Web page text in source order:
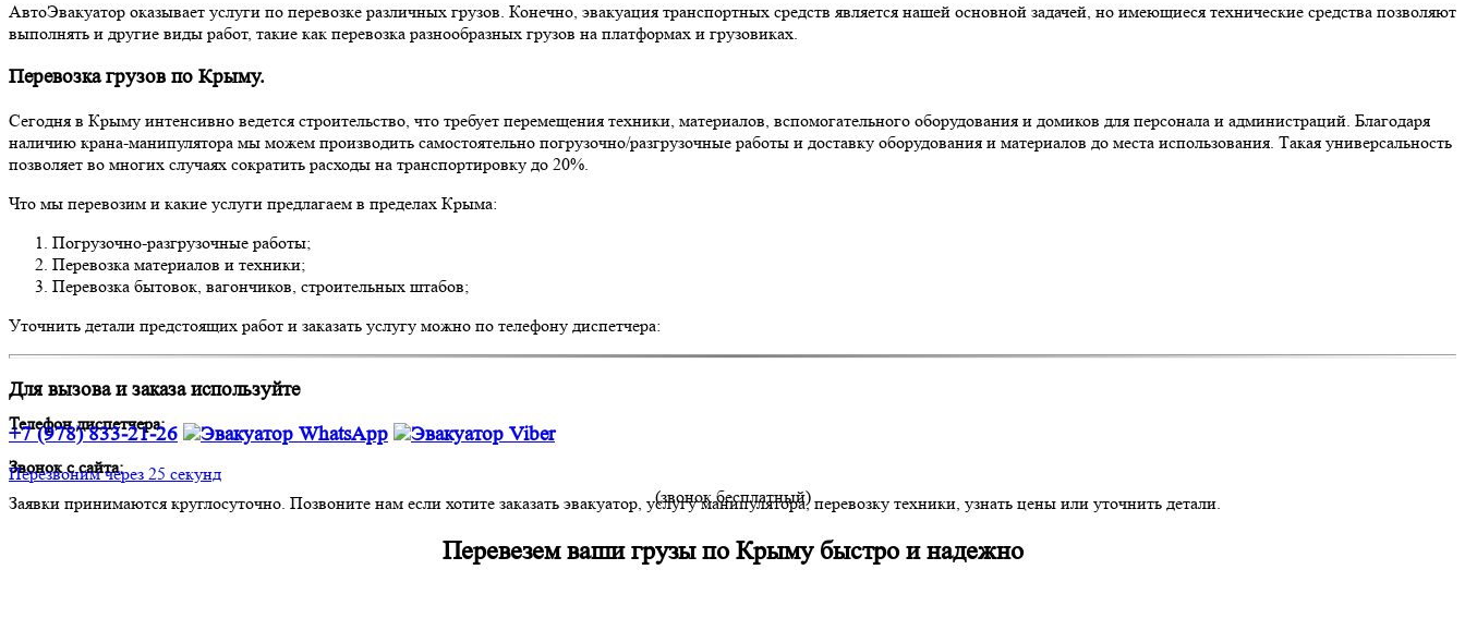
АвтоЭвакуатор оказывает услуги по перевозке различных грузов. Конечно, эвакуация транспортных средств является нашей основной задачей, но имеющиеся технические средства позволяют
выполнять и другие виды работ, такие как перевозка разнообразных грузов на платформах и грузовиках.
Перевозка грузов по Крыму.
Сегодня в Крыму интенсивно ведется строительство, что требует перемещения техники, материалов, вспомогательного оборудования и домиков для персонала и администраций. Благодаря
наличию крана-манипулятора мы можем производить самостоятельно погрузочно/разгрузочные работы и доставку оборудования и материалов до места использования. Такая универсальность
позволяет во многих случаях сократить расходы на транспортировку до 20%.
Что мы перевозим и какие услуги предлагаем в пределах Крыма:
Погрузочно-разгрузочные работы;
Перевозка материалов и техники;
Перевозка бытовок, вагончиков, строительных штабов;
Уточнить детали предстоящих работ и заказать услугу можно по телефону диспетчера:
Для вызова и заказа используйте
Телефон диспетчера:
+7 (978) 833-21-26
Звонок с сайта:
Перезвоним через 25 секунд
(звонок бесплатный)
Заявки принимаются круглосуточно. Позвоните нам если хотите заказать эвакуатор, услугу манипулятора, перевозку техники, узнать цены или уточнить детали.
Перевезем ваши грузы по Крыму быстро и надежно